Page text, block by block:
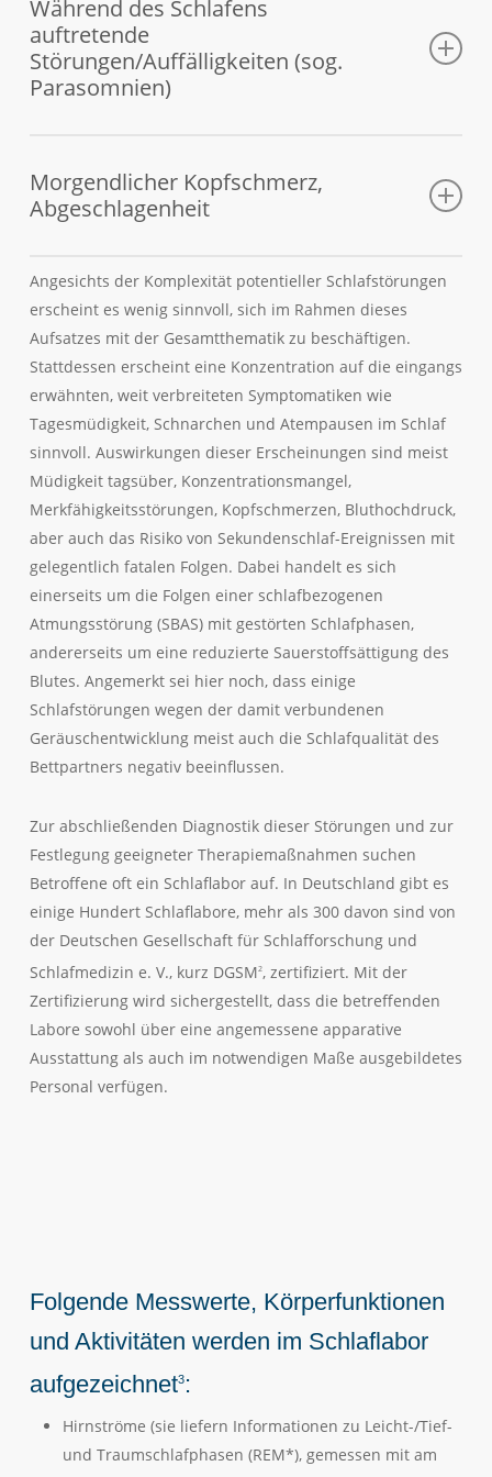
wesentlich früher oder wesentlich später zu Bett, haben
dann aber in der Regel keine Schlafprobleme. In anderen
Fällen ist überhaupt kein vorhersagbarer Schlaf-Wach-
Während des Schlafens
auftretende
Störungen/Auffälligkeiten (sog.
Parasomnien)
Sprechen im Schlaf, Zähneknirschen und anderes.
Morgendlicher Kopfschmerz,
Abgeschlagenheit
Angesichts der Komplexität potentieller Schlafstörungen
erscheint es wenig sinnvoll, sich im Rahmen dieses
Aufsatzes mit der Gesamtthematik zu beschäftigen.
Stattdessen erscheint eine Konzentration auf die eingangs
erwähnten, weit verbreiteten Symptomatiken wie
Tagesmüdigkeit, Schnarchen und Atempausen im Schlaf
sinnvoll. Auswirkungen dieser Erscheinungen sind meist
Müdigkeit tagsüber, Konzentrationsmangel,
Merkfähigkeitsstörungen, Kopfschmerzen, Bluthochdruck,
aber auch das Risiko von Sekundenschlaf-Ereignissen mit
gelegentlich fatalen Folgen. Dabei handelt es sich
einerseits um die Folgen einer schlafbezogenen
Atmungsstörung (SBAS) mit gestörten Schlafphasen,
andererseits um eine reduzierte Sauerstoffsättigung des
Blutes. Angemerkt sei hier noch, dass einige
Schlafstörungen wegen der damit verbundenen
Geräuschentwicklung meist auch die Schlafqualität des
Bettpartners negativ beeinflussen.
Zur abschließenden Diagnostik dieser Störungen und zur
Festlegung geeigneter Therapiemaßnahmen suchen
Betroffene oft ein Schlaflabor auf. In Deutschland gibt es
einige Hundert Schlaflabore, mehr als 300 davon sind von
der Deutschen Gesellschaft für Schlafforschung und
Schlafmedizin e. V., kurz DGSM2, zertifiziert. Mit der
Zertifizierung wird sichergestellt, dass die betreffenden
Labore sowohl über eine angemessene apparative
Ausstattung als auch im notwendigen Maße ausgebildetes
Personal verfügen.
Folgende Messwerte, Körperfunktionen
und Aktivitäten werden im Schlaflabor
aufgezeichnet3:
Hirnströme (sie liefern Informationen zu Leicht-/Tief-
und Traumschlafphasen (REM*), gemessen mit am